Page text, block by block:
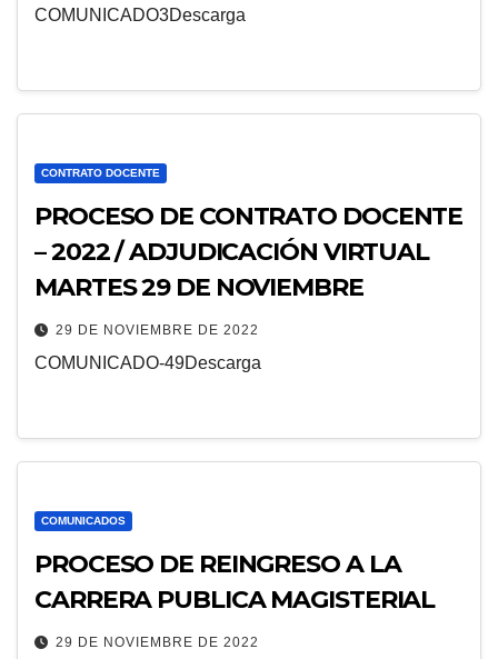
COMUNICADO3Descarga
CONTRATO DOCENTE
PROCESO DE CONTRATO DOCENTE
– 2022 / ADJUDICACIÓN VIRTUAL
MARTES 29 DE NOVIEMBRE
29 DE NOVIEMBRE DE 2022
COMUNICADO-49Descarga
COMUNICADOS
PROCESO DE REINGRESO A LA
CARRERA PUBLICA MAGISTERIAL
29 DE NOVIEMBRE DE 2022